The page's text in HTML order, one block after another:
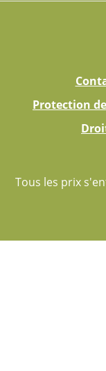
Protection
Tous les prix